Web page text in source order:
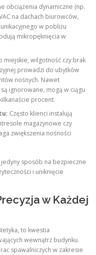
obciążenia dynamiczne (np.
na dachach biurowców,
w pobliżu
mikropęknięcia w
miejskie, wilgotność czy brak
prowadzi do ubytków
nośnych. Nawet
ignorowane, mogą w ciągu
procent.
Często klienci instalują
magazynowe czy
zwiększenia nośności
sposób na bezpieczne
i uniknięcie
w Każdej
to kwestia
wewnątrz budynku.
spawalniczych w zakresie